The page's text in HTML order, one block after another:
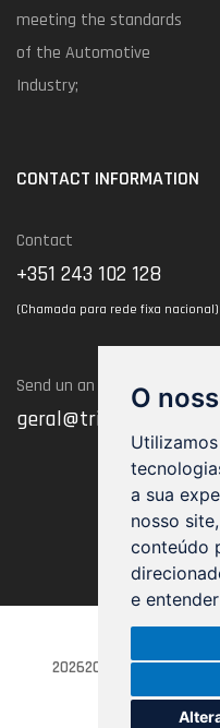
O
a sua
nosso
conteúdo
e
meeting the standards
of the Automotive
Industry;
CONTACT INFORMATION
Contact
+351 243 102 128
(Chamada para rede fixa nacional)
Send un an Email
geral@trimnw.pt
20262021, TRIMNW - All